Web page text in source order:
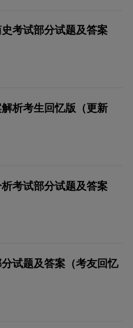
考试部分试题及答案
析考生回忆版（更新
考试部分试题及答案
试题及答案（考友回忆